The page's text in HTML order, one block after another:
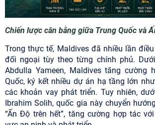
Chiến lược cân bằng giữa Trung Quốc và
Trong thực tế, Maldives đã nhiều lần
đối ngoại tùy theo từng chính phủ.
Abdulla Yameen, Maldives tăng cường
Quốc, ký kết nhiều dự án hạ tầng lớn
các khoản vay phát triển. Tuy nhiên,
Ibrahim Solih, quốc gia này chuyển
“Ấn Độ trên hết”, tăng cường hợp tác